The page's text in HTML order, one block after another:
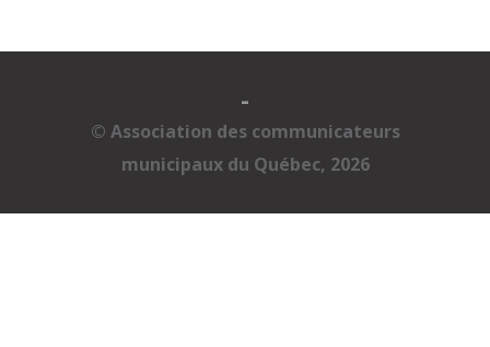
-
© Association des communicateurs
municipaux du Québec, 2026